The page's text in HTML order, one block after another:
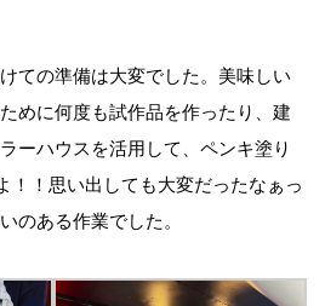
ての準備は大変でした。美味しい
めに何度も試作品を作ったり、建
ーハウスを活用して、ペンキ塗り
！！思い出しても大変だったなぁっ
のある作業でした。